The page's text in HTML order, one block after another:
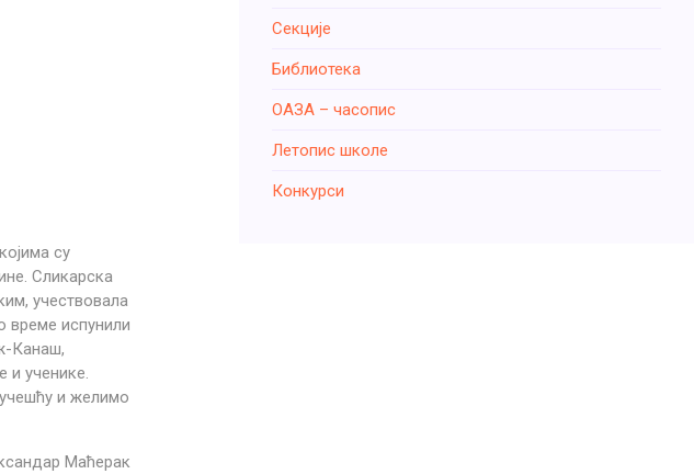
су
Сликарска
учествовала
време испунили
Канаш,
и ученике.
и желимо
Маћерак
Секције
Библиотека
ОАЗА – часопис
Летопис школе
Конкурси